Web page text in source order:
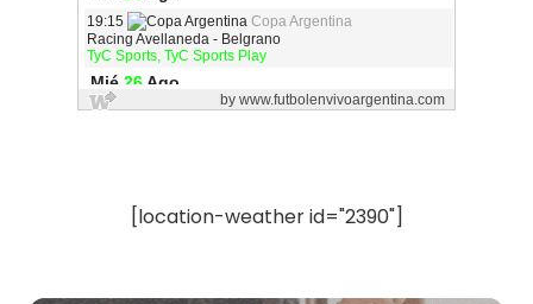
[location-weather id="2390"]